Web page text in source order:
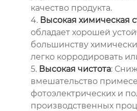
качество продукта.
4. Высокая химическая
обладает хорошей
большинству
легко корродировать
5. Высокая чистота:
вмешательство
фотоэлектрических и
производственных